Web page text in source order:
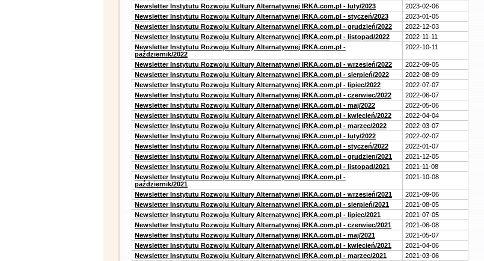
Newsletter Instytutu Rozwoju Kultury Alternatywnej IRKA.com.pl - luty/2023
2023-02-06
Newsletter Instytutu Rozwoju Kultury Alternatywnej IRKA.com.pl - styczeń/2023
2023-01-05
Newsletter Instytutu Rozwoju Kultury Alternatywnej IRKA.com.pl - grudzień/2022
2022-12-03
Newsletter Instytutu Rozwoju Kultury Alternatywnej IRKA.com.pl - listopad/2022
2022-11-11
Newsletter Instytutu Rozwoju Kultury Alternatywnej IRKA.com.pl -
październik/2022
2022-10-11
Newsletter Instytutu Rozwoju Kultury Alternatywnej IRKA.com.pl - wrzesień/2022
2022-09-05
Newsletter Instytutu Rozwoju Kultury Alternatywnej IRKA.com.pl - sierpień/2022
2022-08-09
Newsletter Instytutu Rozwoju Kultury Alternatywnej IRKA.com.pl - lipiec/2022
2022-07-07
Newsletter Instytutu Rozwoju Kultury Alternatywnej IRKA.com.pl - czerwiec/2022
2022-06-07
Newsletter Instytutu Rozwoju Kultury Alternatywnej IRKA.com.pl - maj/2022
2022-05-06
Newsletter Instytutu Rozwoju Kultury Alternatywnej IRKA.com.pl - kwiecień/2022
2022-04-04
Newsletter Instytutu Rozwoju Kultury Alternatywnej IRKA.com.pl - marzec/2022
2022-03-07
Newsletter Instytutu Rozwoju Kultury Alternatywnej IRKA.com.pl - luty/2022
2022-02-07
Newsletter Instytutu Rozwoju Kultury Alternatywnej IRKA.com.pl - styczeń/2022
2022-01-07
Newsletter Instytutu Rozwoju Kultury Alternatywnej IRKA.com.pl - grudzien/2021
2021-12-05
Newsletter Instytutu Rozwoju Kultury Alternatywnej IRKA.com.pl - listopad/2021
2021-11-08
Newsletter Instytutu Rozwoju Kultury Alternatywnej IRKA.com.pl -
październik/2021
2021-10-08
Newsletter Instytutu Rozwoju Kultury Alternatywnej IRKA.com.pl - wrzesień/2021
2021-09-06
Newsletter Instytutu Rozwoju Kultury Alternatywnej IRKA.com.pl - sierpień/2021
2021-08-05
Newsletter Instytutu Rozwoju Kultury Alternatywnej IRKA.com.pl - lipiec/2021
2021-07-05
Newsletter Instytutu Rozwoju Kultury Alternatywnej IRKA.com.pl - czerwiec/2021
2021-06-08
Newsletter Instytutu Rozwoju Kultury Alternatywnej IRKA.com.pl - maj/2021
2021-05-07
Newsletter Instytutu Rozwoju Kultury Alternatywnej IRKA.com.pl - kwiecień/2021
2021-04-06
Newsletter Instytutu Rozwoju Kultury Alternatywnej IRKA.com.pl - marzec/2021
2021-03-06